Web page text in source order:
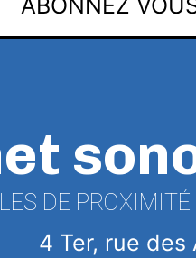
ABONNEZ
DE PROXIMITÉ
4 Ter, rue des